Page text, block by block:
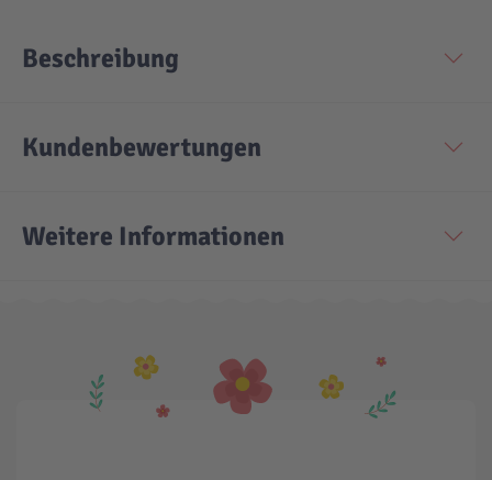
LEGO® Blumen
Beschreibung
Kundenbewertungen
Weitere Informationen